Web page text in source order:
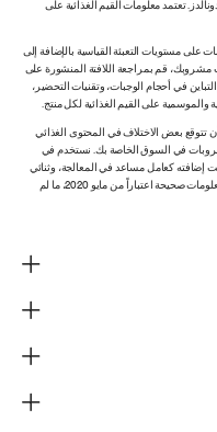
تعتمد معلومات القيم الغذائية على
مستويات التعبئة القياسية بالإضافة إلى
مشروبك، قم بمراجعة اللافتة المنشورة على
في أحجام الوجبات، وتقنيات التحضير،
والموسمية على القيم الغذائية لكل منتج.
تتوقع بعض الاختلاف في المحتوى الغذائي
في السوق الخاصة بك. نستخدم في
كعامل مساعد في المعالجة، وثنائي
ميثيل بولي سيلوكسين لتقليل تناثر الزيت عند الطهي. هذه المعلومات صحيحة اعتباراً من مايو 2020، ما لم